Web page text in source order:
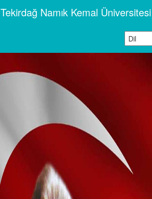
Tekirdağ Namık Kemal Üniversitesi